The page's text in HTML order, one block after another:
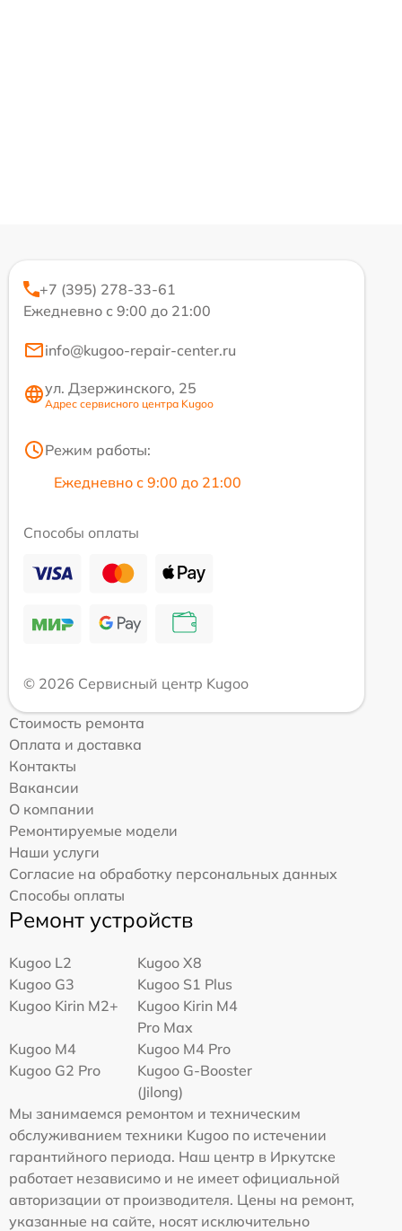
+7 (395) 278-33-61
Ежедневно с 9:00 до 21:00
info@kugoo-repair-center.ru
ул. Дзержинского, 25
Адрес сервисного центра Kugoo
Режим работы:
Ежедневно с 9:00 до 21:00
Способы оплаты
© 2026 Сервисный центр Kugoo
Стоимость ремонта
Оплата и доставка
Контакты
Вакансии
О компании
Ремонтируемые модели
Наши услуги
Согласие на обработку персональных данных
Способы оплаты
Ремонт устройств
Kugoo L2
Kugoo X8
Kugoo G3
Kugoo S1 Plus
Kugoo Kirin M2+
Kugoo Kirin M4
Pro Max
Kugoo M4
Kugoo M4 Pro
Kugoo G2 Pro
Kugoo G-Booster
(Jilong)
Мы занимаемся ремонтом и техническим
обслуживанием техники Kugoo по истечении
гарантийного периода. Наш центр в Иркутске
работает независимо и не имеет официальной
авторизации от производителя. Цены на ремонт,
указанные на сайте, носят исключительно